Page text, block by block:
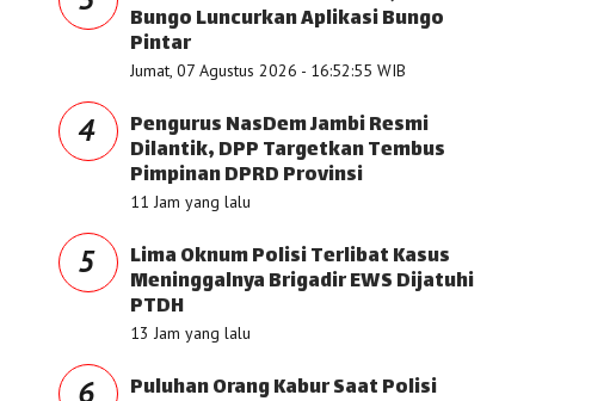
Bungo Luncurkan Aplikasi Bungo
Pintar
Jumat, 07 Agustus 2026 - 16:52:55 WIB
4 Pengurus NasDem Jambi Resmi
Dilantik, DPP Targetkan Tembus
Pimpinan DPRD Provinsi
11 Jam yang lalu
5 Lima Oknum Polisi Terlibat Kasus
Meninggalnya Brigadir EWS Dijatuhi
PTDH
13 Jam yang lalu
6 Puluhan Orang Kabur Saat Polisi